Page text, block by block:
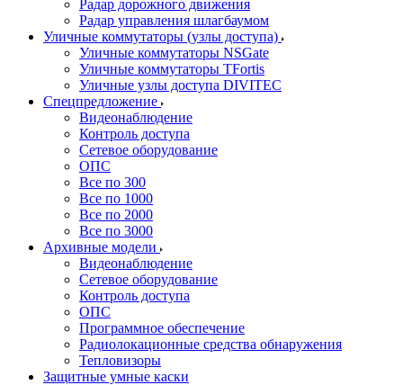
Радар дорожного движения
Радар управления шлагбаумом
Уличные коммутаторы (узлы доступа)
Уличные коммутаторы NSGate
Уличные коммутаторы TFortis
Уличные узлы доступа DIVITEC
Спецпредложение
Видеонаблюдение
Контроль доступа
Сетевое оборудование
ОПС
Все по 300
Все по 1000
Все по 2000
Все по 3000
Архивные модели
Видеонаблюдение
Сетевое оборудование
Контроль доступа
ОПС
Программное обеспечение
Радиолокационные средства обнаружения
Тепловизоры
Защитные умные каски